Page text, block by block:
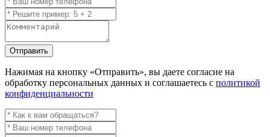
Отправить
Нажимая на кнопку «Отправить», вы даете согласие на
обработку персональных данных и соглашаетесь с политикой
конфиденциальности